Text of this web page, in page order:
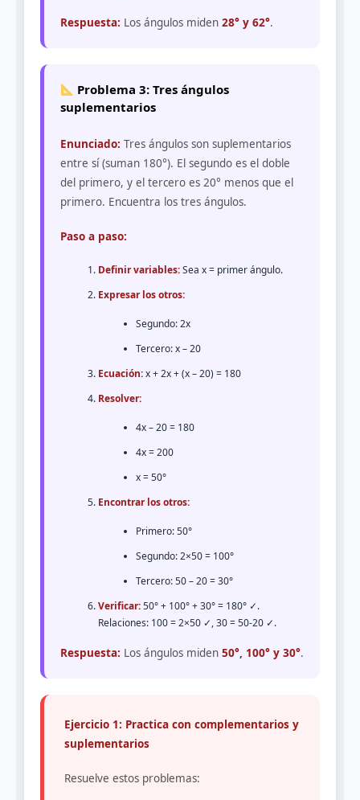
Respuesta: Los ángulos miden 28° y 62°.
Problema 3: Tres ángulos
suplementarios
Enunciado: Tres ángulos son suplementarios
entre sí (suman 180°). El segundo es el doble
del primero, y el tercero es 20° menos que el
primero. Encuentra los tres ángulos.
Paso a paso:
Definir variables:Sea x = primer ángulo.
Expresar los otros:
Segundo: 2x
Tercero: x – 20
Ecuación:x + 2x + (x – 20) = 180
Resolver:
4x – 20 = 180
4x = 200
x = 50°
Encontrar los otros:
Primero: 50°
Segundo: 2×50 = 100°
Tercero: 50 – 20 = 30°
Verificar:50° + 100° + 30° = 180° ✓.
Relaciones: 100 = 2×50 ✓, 30 = 50-20 ✓.
Respuesta: Los ángulos miden 50°, 100° y 30°.
Ejercicio 1: Practica con complementarios y
suplementarios
Resuelve estos problemas: